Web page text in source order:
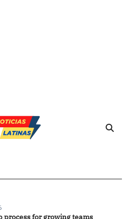
process for growing teams